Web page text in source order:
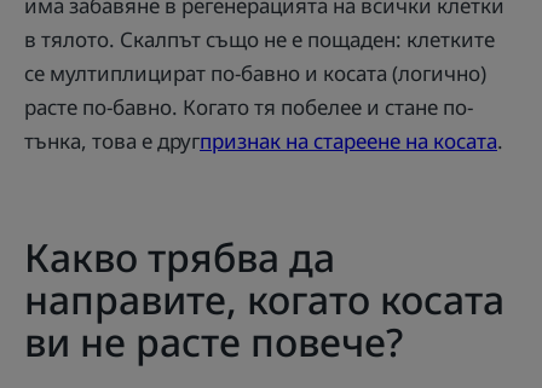
в тялото. Скалпът също не е пощаден: клетките
се мултиплицират по-бавно и косата (логично)
расте по-бавно. Когато тя побелее и стане по-
тънка, това е другпризнак на стареене на косата.
Какво трябва да
направите, когато косата
ви не расте повече?